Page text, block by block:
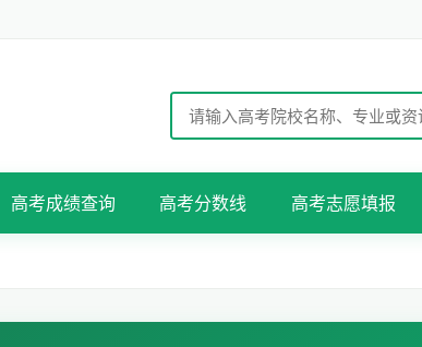
高考成绩查询 高考分数线 高考志愿填报